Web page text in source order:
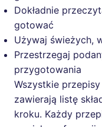
Dokładnie
gotować
Używaj świeżych,
Przestrzegaj
przygotowania
Wszystkie
zawierają listę
kroku. Każdy